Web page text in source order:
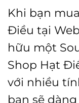
Khi bạn
Điều tại
hữu một
Shop Hạt
với nhiều
bạn sẽ